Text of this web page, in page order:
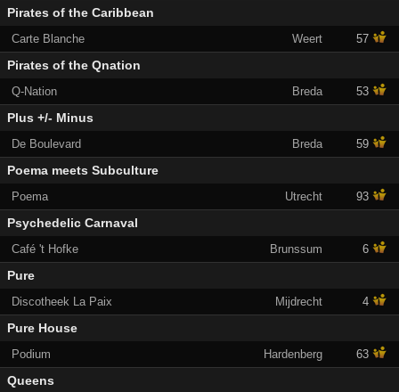
Pirates of the Caribbean
Carte Blanche Weert 57
Pirates of the Qnation
Q-Nation Breda 53
Plus +/- Minus
De Boulevard Breda 59
Poema meets Subculture
Poema Utrecht 93
Psychedelic Carnaval
Café 't Hofke Brunssum 6
Pure
Discotheek La Paix Mijdrecht 4
Pure House
Podium Hardenberg 63
Queens